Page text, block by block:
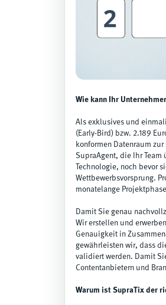
Wie kann Ihr
Als exklusives und
(Early-Bird) bzw. 2.189
konformen Datenraum
SupraAgent, die Ihr Team
Technologie, noch bevor
Wettbewerbsvorsprung.
monatelange
Damit Sie genau
Wir erstellen und
Genauigkeit in
gewährleisten wir, dass
validiert werden. Damit
Contentanbietern und
Warum ist SupraTix der